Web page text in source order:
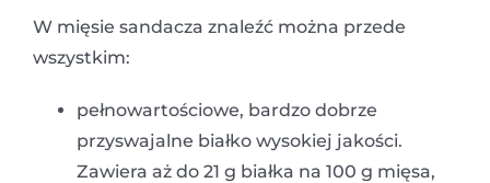
W mięsie sandacza znaleźć można przede
wszystkim:
pełnowartościowe, bardzo dobrze
przyswajalne białko wysokiej jakości.
Zawiera aż do 21 g białka na 100 g mięsa,